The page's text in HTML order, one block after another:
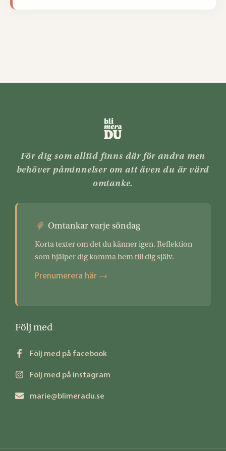
För dig som alltid finns där för andra men
behöver påminnelser om att även du är värd
omtanke.
Omtankar varje söndag
Korta texter om det du känner igen. Reflektion
som hjälper dig komma hem till dig själv.
Prenumerera här →
Följ med
Följ med på facebook
Följ med på instagram
marie@blimeradu.se